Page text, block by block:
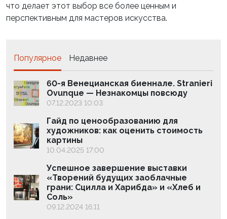
что делает этот выбор все более ценным и
перспективным для мастеров искусства.
Популярное Недавнее
60-я Венецианская биеннале. Stranieri
Ovunque — Незнакомцы повсюду
07.12.2023 10:03
Гайд по ценообразованию для
художников: как оценить стоимость
картины
10.04.2025 17:00
Успешное завершение выставки
«Творений будущих заоблачные
грани: Сцилла и Харибда» и «Хлеб и
Соль»
09.12.2024 16:11